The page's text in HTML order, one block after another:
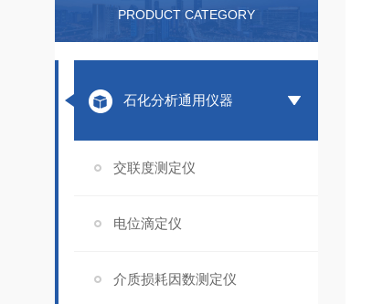
PRODUCT CATEGORY
石化分析通用仪器
交联度测定仪
电位滴定仪
介质损耗因数测定仪